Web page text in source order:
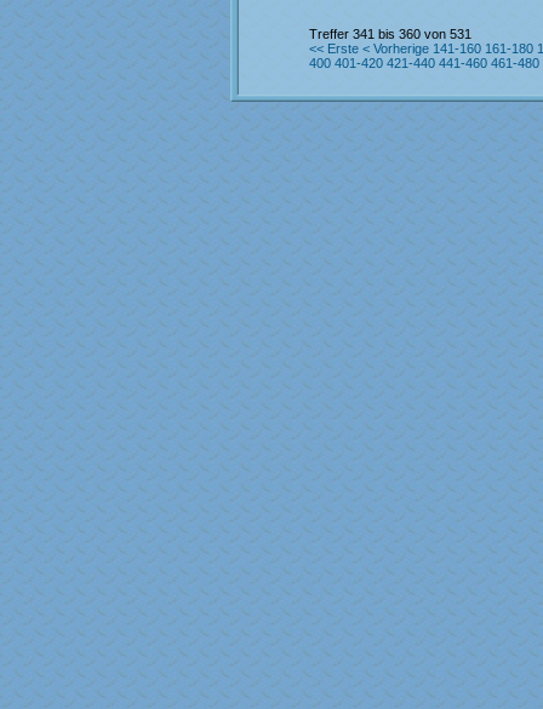
Treffer 341 bis 360 von 531
<< Erste < Vorherige 141-160 161-180
400 401-420 421-440 441-460 461-480